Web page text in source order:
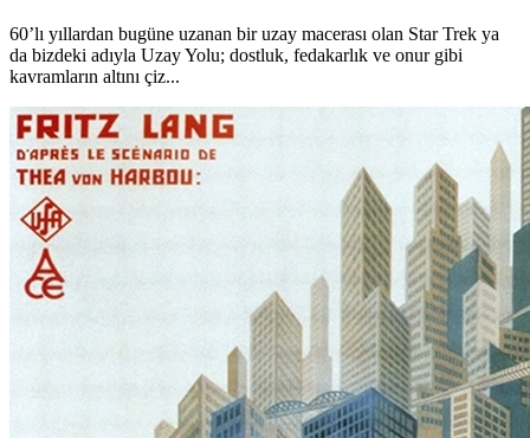
60’lı yıllardan bugüne uzanan bir uzay macerası olan Star Trek ya
da bizdeki adıyla Uzay Yolu; dostluk, fedakarlık ve onur gibi
kavramların altını çiz...